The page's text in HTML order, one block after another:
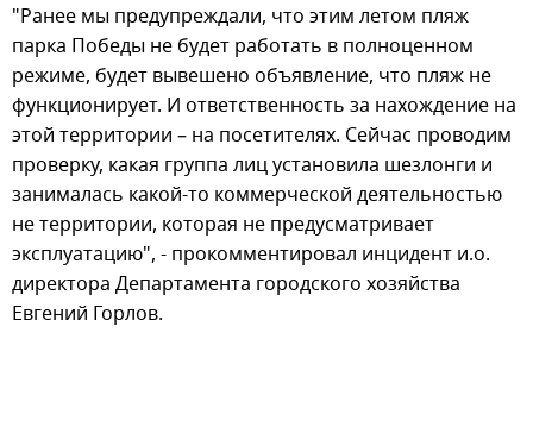
"Ранее мы предупреждали, что этим летом пляж
парка Победы не будет работать в полноценном
режиме, будет вывешено объявление, что пляж не
функционирует. И ответственность за нахождение на
этой территории – на посетителях. Сейчас проводим
проверку, какая группа лиц установила шезлонги и
занималась какой-то коммерческой деятельностью
не территории, которая не предусматривает
эксплуатацию", - прокомментировал инцидент и.о.
директора Департамента городского хозяйства
Евгений Горлов.